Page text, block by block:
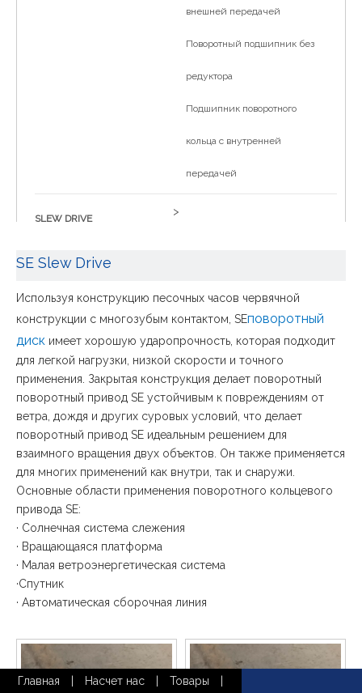
внешней передачей
Поворотный подшипник без
редуктора
Подшипник поворотного
кольца с внутренней
передачей
SLEW DRIVE
>
WEA Slew Drive
Двухосный поворотный
привод
Гидравлический поворотный
Вертикальный поворотный
Червячная передача
SE Slew Drive
Используя конструкцию песочных часов червячной
конструкции с многозубым контактом, SEповоротный
диск имеет хорошую ударопрочность, которая подходит
для легкой нагрузки, низкой скорости и точного
применения. Закрытая конструкция делает поворотный
поворотный привод SE устойчивым к повреждениям от
ветра, дождя и других суровых условий, что делает
поворотный привод SE идеальным решением для
взаимного вращения двух объектов. Он также применяется
для многих применений как внутри, так и снаружи.
Основные области применения поворотного кольцевого
привода SE:
· Солнечная система слежения
· Вращающаяся платформа
· Малая ветроэнергетическая система
·Спутник
· Автоматическая сборочная линия
Главная Насчет нас Товары